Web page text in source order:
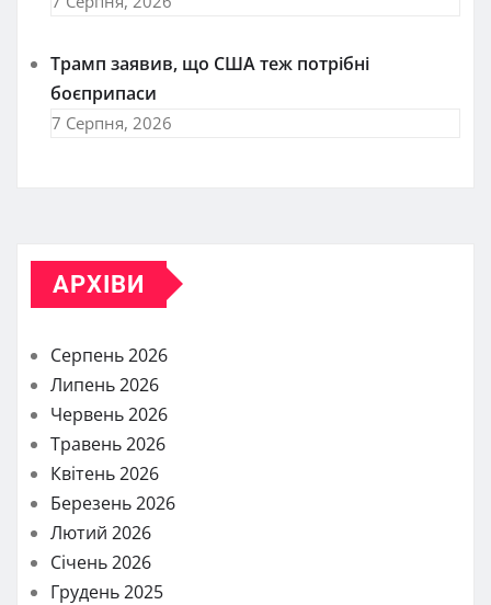
Трамп заявив, що США теж потрібні
боєприпаси
7 Серпня, 2026
АРХІВИ
Серпень 2026
Липень 2026
Червень 2026
Травень 2026
Квітень 2026
Березень 2026
Лютий 2026
Січень 2026
Грудень 2025